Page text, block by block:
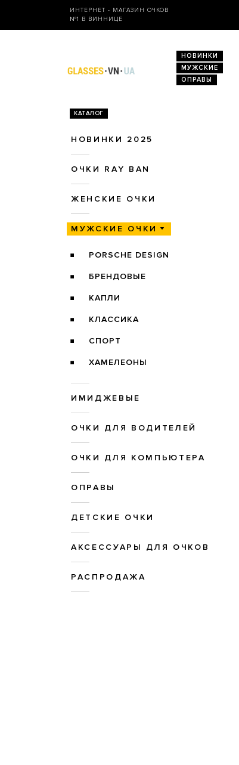
ИНТЕРНЕТ - МАГАЗИН ОЧКОВ
№1 В ВИННИЦЕ
НОВИНКИ
МУЖСКИЕ
ОПРАВЫ
КАТАЛОГ
НОВИНКИ 2025
ОЧКИ RAY BAN
ЖЕНСКИЕ ОЧКИ
МУЖСКИЕ ОЧКИ
PORSCHE DESIGN
БРЕНДОВЫЕ
КАПЛИ
КЛАССИКА
СПОРТ
ХАМЕЛЕОНЫ
ИМИДЖЕВЫЕ
ОЧКИ ДЛЯ ВОДИТЕЛЕЙ
ОЧКИ ДЛЯ КОМПЬЮТЕРА
ОПРАВЫ
ДЕТСКИЕ ОЧКИ
АКСЕССУАРЫ ДЛЯ ОЧКОВ
РАСПРОДАЖА